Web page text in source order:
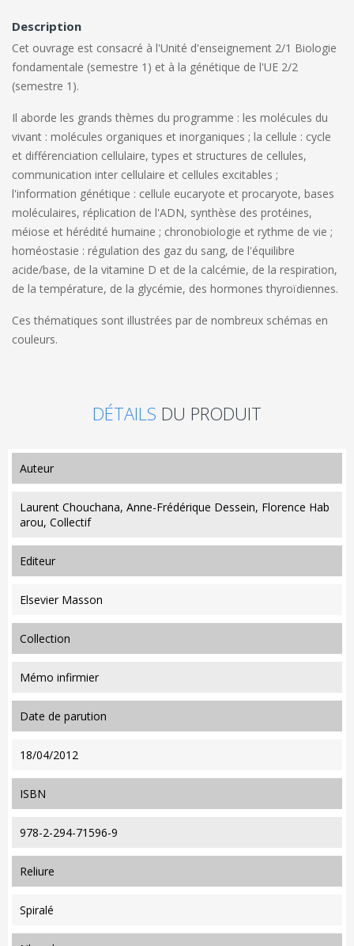
Description
Cet ouvrage est consacré à l'Unité d'enseignement 2/1 Biologie
fondamentale (semestre 1) et à la génétique de l'UE 2/2
(semestre 1).
Il aborde les grands thèmes du programme : les molécules du
vivant : molécules organiques et inorganiques ; la cellule : cycle
et différenciation cellulaire, types et structures de cellules,
communication inter cellulaire et cellules excitables ;
l'information génétique : cellule eucaryote et procaryote, bases
moléculaires, réplication de l'ADN, synthèse des protéines,
méiose et hérédité humaine ; chronobiologie et rythme de vie ;
homéostasie : régulation des gaz du sang, de l'équilibre
acide/base, de la vitamine D et de la calcémie, de la respiration,
de la température, de la glycémie, des hormones thyroïdiennes.
Ces thématiques sont illustrées par de nombreux schémas en
couleurs.
DÉTAILS DU PRODUIT
auteur
Laurent Chouchana, Anne-Frédérique Dessein, Florence Hab
arou, Collectif
editeur
Elsevier Masson
collection
Mémo infirmier
date de parution
18/04/2012
ISBN
978-2-294-71596-9
reliure
Spiralé